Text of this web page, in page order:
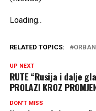
Loading...
RELATED TOPICS: ORBAN
UP NEXT
RUTE “Rusija i dalje
PROLAZI KROZ
DON'T MISS